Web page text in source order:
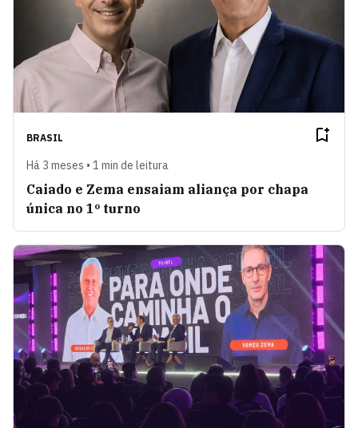
BRASIL
Há 3 meses • 1 min de leitura
Caiado e Zema ensaiam aliança por chapa
única no 1º turno